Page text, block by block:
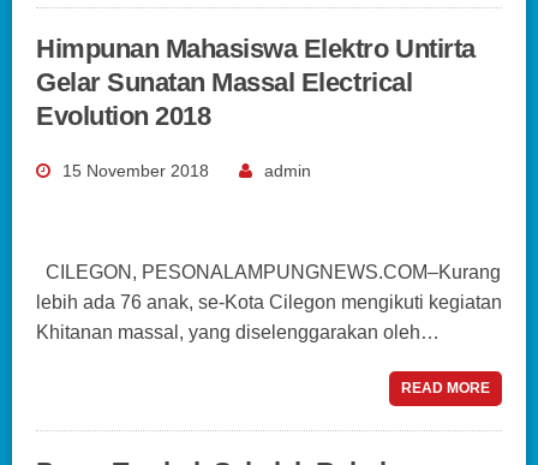
Himpunan Mahasiswa Elektro Untirta
Gelar Sunatan Massal Electrical
Evolution 2018
15 November 2018 admin
CILEGON, PESONALAMPUNGNEWS.COM–Kurang
lebih ada 76 anak, se-Kota Cilegon mengikuti kegiatan
Khitanan massal, yang diselenggarakan oleh…
READ MORE